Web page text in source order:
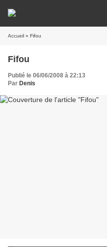
Accueil » Fifou
Fifou
Publié le 06/06/2008 à 22:13
Par Denis